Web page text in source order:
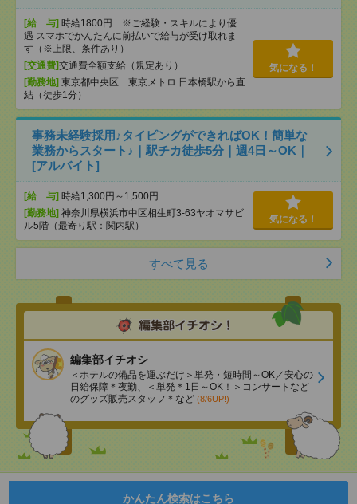
[給 与] 時給1800円 ※ご経験・スキルにより優
遇 スマホでかんたんに前払いで給与が受け取れま
す（※上限、条件あり）
[交通費]交通費全額支給（規定あり）
[勤務地] 東京都中央区 東京メトロ 日本橋駅から直
結（徒歩1分）
気になる！
事務未経験採用♪タイピングができればOK！簡単な
業務からスタート♪｜駅チカ徒歩5分｜週4日～OK｜
[アルバイト]
[給 与] 時給1,300円～1,500円
[勤務地] 神奈川県横浜市中区相生町3-63ヤオマサビ
ル5階（最寄り駅：関内駅）
気になる！
すべて見る
編集部イチオシ
＜ホテルの備品を運ぶだけ＞単発・短時間～OK／安心の
日給保障＊夜勤、＜単発＊1日～OK！＞コンサートなど
のグッズ販売スタッフ＊など (8/6UP!)
かんたん検索はこちら